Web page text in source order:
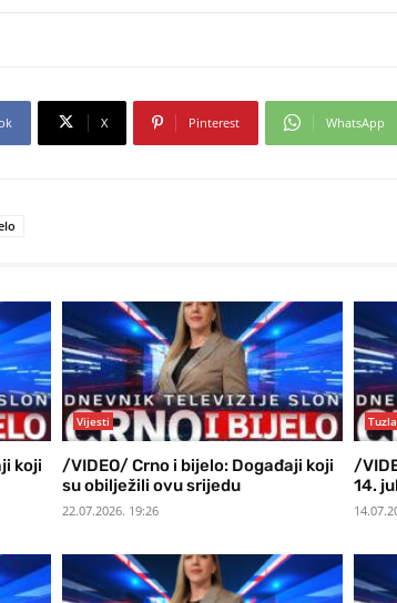
X Pinterest WhatsApp
koji
Vijesti
/VIDEO/ Crno i bijelo: Događaji koji
su obilježili ovu srijedu
22.07.2026. 19:26
/
14.